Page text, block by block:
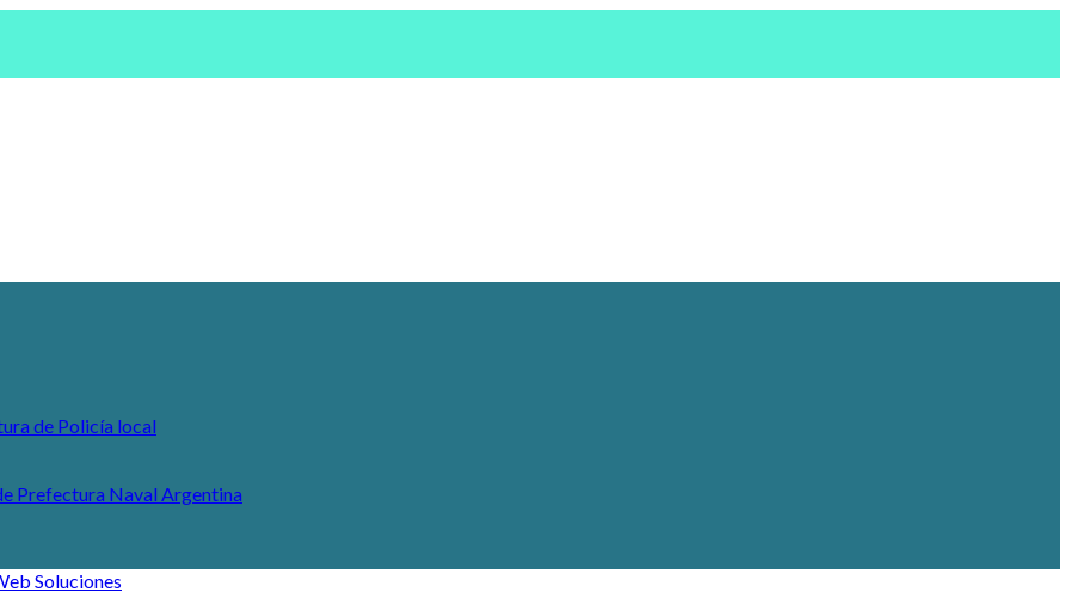
de Policía local
Prefectura Naval Argentina
Soluciones